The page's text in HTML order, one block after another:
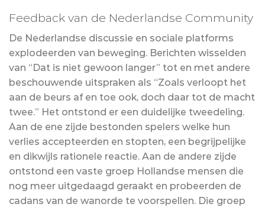
Feedback van de Nederlandse Community
De Nederlandse discussie en sociale platforms
explodeerden van beweging. Berichten wisselden
van “Dat is niet gewoon langer” tot en met andere
beschouwende uitspraken als “Zoals verloopt het
aan de beurs af en toe ook, doch daar tot de macht
twee.” Het ontstond er een duidelijke tweedeling.
Aan de ene zijde bestonden spelers welke hun
verlies accepteerden en stopten, een begrijpelijke
en dikwijls rationele reactie. Aan de andere zijde
ontstond een vaste groep Hollandse mensen die
nog meer uitgedaagd geraakt en probeerden de
cadans van de wanorde te voorspellen. Die groep